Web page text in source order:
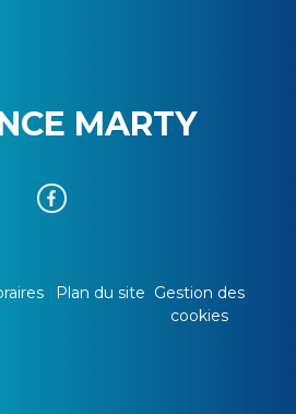
MARTY
Plan du site Gestion des
cookies